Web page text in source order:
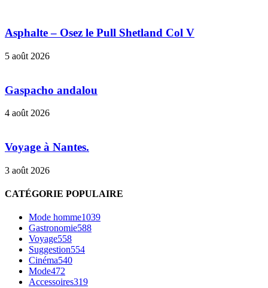
Asphalte – Osez le Pull Shetland Col V
5 août 2026
Gaspacho andalou
4 août 2026
Voyage à Nantes.
3 août 2026
CATÉGORIE POPULAIRE
Mode homme1039
Gastronomie588
Voyage558
Suggestion554
Cinéma540
Mode472
Accessoires319